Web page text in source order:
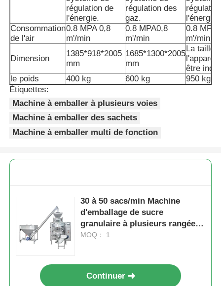
machine à cartonner
machine de remplissage
machine de boulette
Machine d'emballage de sacs à filets
Machine à emballer horizontale
Machine d'emballage à comptage visuel
Machine à emballer des poids à plusieurs têtes
régulation de
l'énergie.
régulation des
gaz.
l'énergie.
Consommation
de l'air
0.8 MPA 0,8
m'/min
0.8 MPA0,8
m'/min
0.8 MPA
m'/min
Dimension
1385*918*2005
mm
1685*1300*2005
mm
La taille
l'appareil
être
le poids
400 kg 600 kg
950 kg
Étiquettes:
Machine à emballer à plusieurs voies
Machine à emballer des sachets
Machine à emballer multi de fonction
30 à 50 sacs/min Machine
d'emballage de sucre
granulaire à plusieurs rangées
automatique
MOQ： 1
Continuer